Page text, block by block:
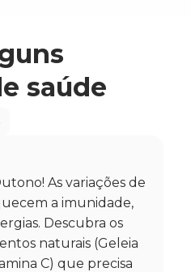
saúde
As variações de
a imunidade,
Descubra os
naturais (Geleia
C) que precisa